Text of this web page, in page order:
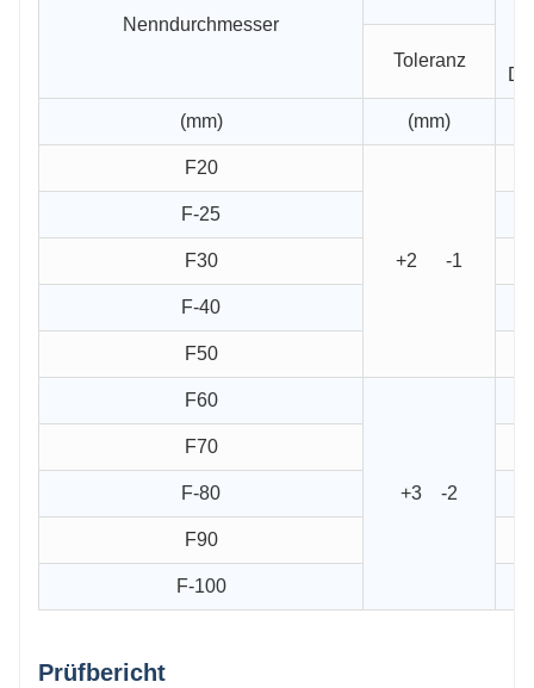
Nenndurchmesser
Toleranz
(mm) (mm)
F20
+2 -1
F-25
F30
F-40
F50
F60
+3 -2
F70
F-80
F90
F-100
Prüfbericht